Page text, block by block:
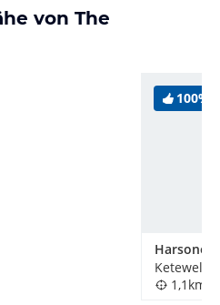
von The
100%
Ketewel,
1,1km